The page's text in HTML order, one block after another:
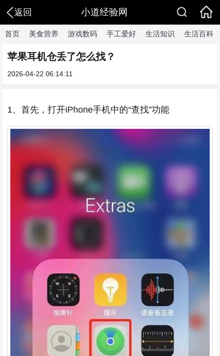
返回 小道经验网
首页 美食营养 游戏数码 手工爱好 生活知识 生活百科
苹果耳机仓丢了怎么找？
2026-04-22 06:14:11
1、首先，打开iPhone手机中的“查找”功能